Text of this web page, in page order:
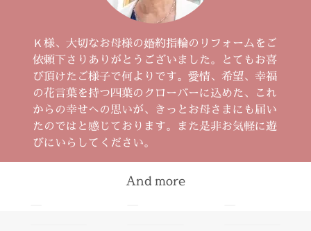
Ｋ様、大切なお母様の婚約指輪のリフォームをご
依頼下さりありがとうございました。とてもお喜
び頂けたご様子で何よりです。愛情、希望、幸福
の花言葉を持つ四葉のクローバーに込めた、これ
からの幸せへの思いが、きっとお母さまにも届い
たのではと感じております。また是非お気軽に遊
びにいらしてください。
And more